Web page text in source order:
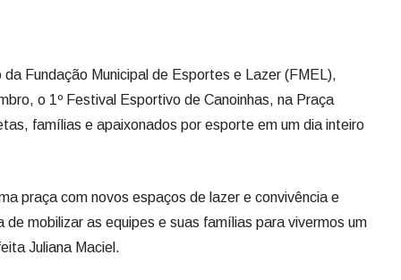
Fundação Municipal de Esportes e Lazer (FMEL),
o 1º Festival Esportivo de Canoinhas, na Praça
famílias e apaixonados por esporte em um dia inteiro
praça com novos espaços de lazer e convivência e
mobilizar as equipes e suas famílias para vivermos um
Juliana Maciel.